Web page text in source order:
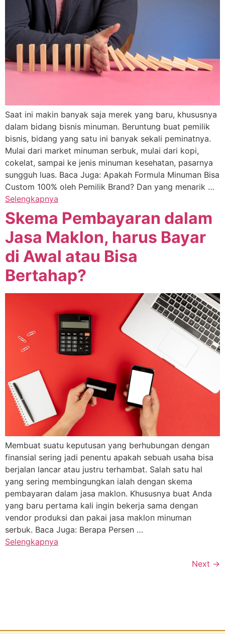
Saat ini makin banyak saja merek yang baru, khususnya
dalam bidang bisnis minuman. Beruntung buat pemilik
bisnis, bidang yang satu ini banyak sekali peminatnya.
Mulai dari market minuman serbuk, mulai dari kopi,
cokelat, sampai ke jenis minuman kesehatan, pasarnya
sungguh luas. Baca Juga: Apakah Formula Minuman Bisa
Custom 100% oleh Pemilik Brand? Dan yang menarik …
Selengkapnya
Skema Pembayaran dalam
Jasa Maklon, harus Bayar
di Awal atau Bisa
Bertahap?
Membuat suatu keputusan yang berhubungan dengan
finansial sering jadi penentu apakah sebuah usaha bisa
berjalan lancar atau justru terhambat. Salah satu hal
yang sering membingungkan ialah dengan skema
pembayaran dalam jasa maklon. Khususnya buat Anda
yang baru pertama kali ingin bekerja sama dengan
vendor produksi dan pakai jasa maklon minuman
serbuk. Baca Juga: Berapa Persen …
Selengkapnya
Next →